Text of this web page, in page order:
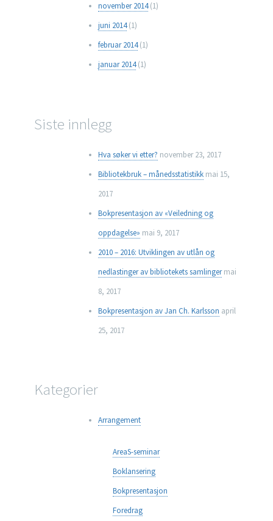
november 2014(1)
juni 2014(1)
februar 2014(1)
januar 2014(1)
Siste innlegg
Hva søker vi etter? november 23, 2017
Bibliotekbruk – månedsstatistikk mai 15,
2017
Bokpresentasjon av «Veiledning og
oppdagelse» mai 9, 2017
2010 – 2016: Utviklingen av utlån og
nedlastinger av bibliotekets samlinger mai
8, 2017
Bokpresentasjon av Jan Ch. Karlsson april
25, 2017
Kategorier
Arrangement
AreaS-seminar
Boklansering
Bokpresentasjon
Foredrag